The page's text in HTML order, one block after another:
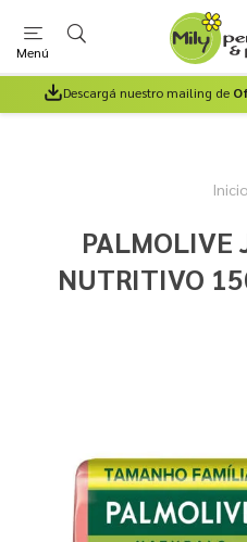
Menú
Descargá nuestro mailing de
Inicio
PALMOLIVE
NUTRITIVO